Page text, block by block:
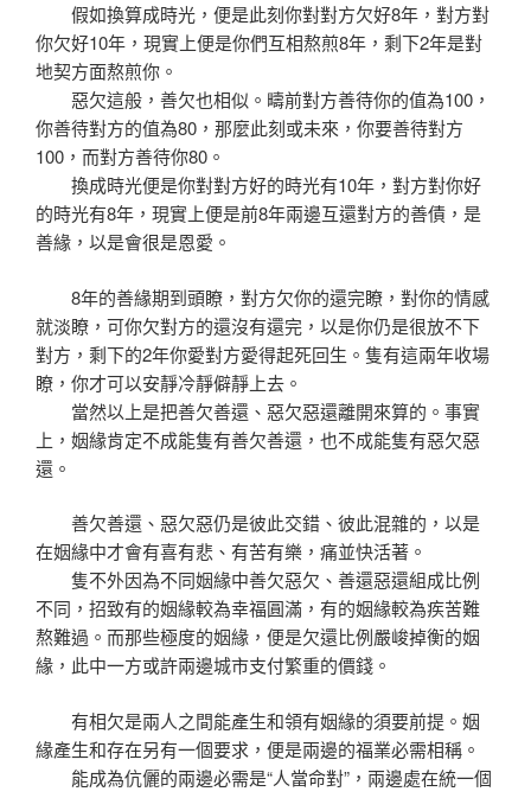
假如換算成時光，便是此刻你對對方欠好8年，對方對
你欠好10年，現實上便是你們互相熬煎8年，剩下2年是對
地契方面熬煎你。
惡欠這般，善欠也相似。疇前對方善待你的值為100，
你善待對方的值為80，那麼此刻或未來，你要善待對方
100，而對方善待你80。
換成時光便是你對對方好的時光有10年，對方對你好
的時光有8年，現實上便是前8年兩邊互還對方的善債，是
善緣，以是會很是恩愛。
8年的善緣期到頭瞭，對方欠你的還完瞭，對你的情感
就淡瞭，可你欠對方的還沒有還完，以是你仍是很放不下
對方，剩下的2年你愛對方愛得起死回生。隻有這兩年收場
瞭，你才可以安靜冷靜僻靜上去。
當然以上是把善欠善還、惡欠惡還離開來算的。事實
上，姻緣肯定不成能隻有善欠善還，也不成能隻有惡欠惡
還。
善欠善還、惡欠惡仍是彼此交錯、彼此混雜的，以是
在姻緣中才會有喜有悲、有苦有樂，痛並快活著。
隻不外因為不同姻緣中善欠惡欠、善還惡還組成比例
不同，招致有的姻緣較為幸福圓滿，有的姻緣較為疾苦難
熬難過。而那些極度的姻緣，便是欠還比例嚴峻掉衡的姻
緣，此中一方或許兩邊城市支付繁重的價錢。
有相欠是兩人之間能產生和領有姻緣的須要前提。姻
緣產生和存在另有一個要求，便是兩邊的福業必需相稱。
能成為伉儷的兩邊必需是“人當命對”，兩邊處在統一個